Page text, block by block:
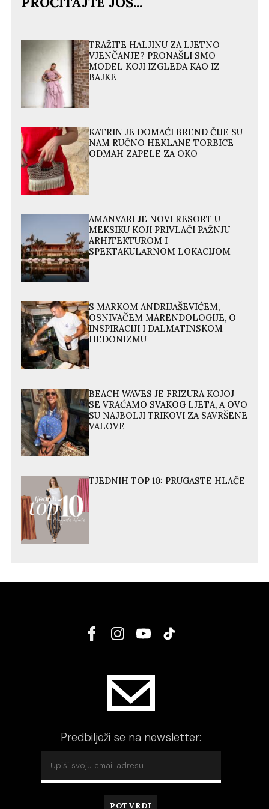
TRAŽITE HALJINU ZA LJETNO
VJENČANJE? PRONAŠLI SMO
MODEL KOJI IZGLEDA KAO IZ
BAJKE
KATRIN JE DOMAĆI BREND ČIJE SU
NAM RUČNO HEKLANE TORBICE
ODMAH ZAPELE ZA OKO
AMANVARI JE NOVI RESORT U
MEKSIKU KOJI PRIVLAČI PAŽNJU
ARHITEKTUROM I
SPEKTAKULARNOM LOKACIJOM
S MARKOM ANDRIJAŠEVIĆEM,
OSNIVAČEM MARENDOLOGIJE, O
INSPIRACIJI I DALMATINSKOM
HEDONIZMU
BEACH WAVES JE FRIZURA KOJOJ
SE VRAĆAMO SVAKOG LJETA, A OVO
SU NAJBOLJI TRIKOVI ZA SAVRŠENE
VALOVE
TJEDNIH TOP 10: PRUGASTE HLAČE
Predbilježi se na newsletter: